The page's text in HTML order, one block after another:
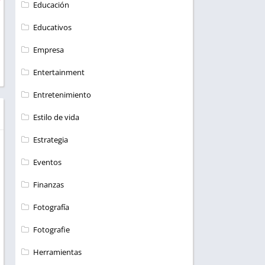
Educación
Educativos
Empresa
Entertainment
Entretenimiento
Estilo de vida
Estrategia
Eventos
Finanzas
Fotografía
Fotografie
Herramientas